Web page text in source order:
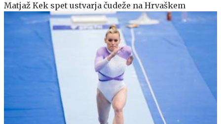
Matjaž Kek spet ustvarja čudeže na Hrvaškem